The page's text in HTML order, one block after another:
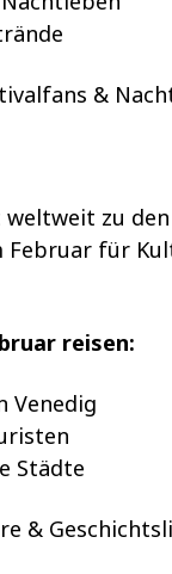
&
zu
Februar für
reisen:
Venedig
Städte
&